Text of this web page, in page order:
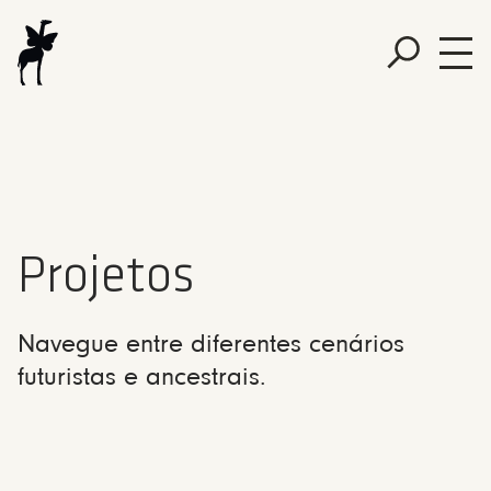
Projetos
Navegue entre diferentes cenários
futuristas e ancestrais.